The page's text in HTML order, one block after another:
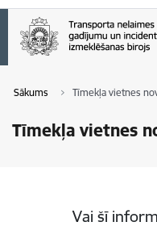
Sākums Tīmekļa vietnes
Tīmekļa vietnes
Vai šī